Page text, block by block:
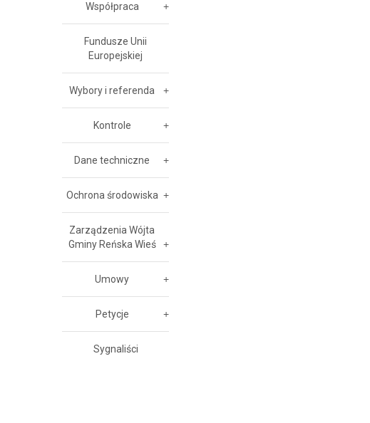
Współpraca
Fundusze Unii
Europejskiej
Wybory i referenda
Kontrole
Dane techniczne
Ochrona środowiska
Zarządzenia Wójta
Gminy Reńska Wieś
Umowy
Petycje
Sygnaliści